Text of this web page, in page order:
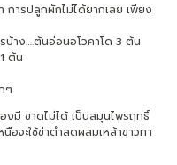
ารปลูกผักไม่ได้ยากเลย เพียง
บ้าง….ต้นอ่อนอโวคาโด 3 ต้น
ต้น
ๆ
งมี ขาดไม่ได้ เป็นสมุนไพรฤทธิ์
จะใช้ข่าตำสดผสมเหล้าขาวทา